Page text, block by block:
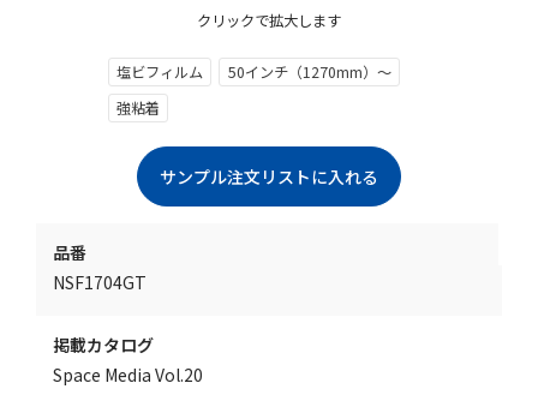
クリックで拡大します
塩ビフィルム
50インチ（1270mm）～
強粘着
品番
NSF1704GT
掲載カタログ
Space Media Vol.20